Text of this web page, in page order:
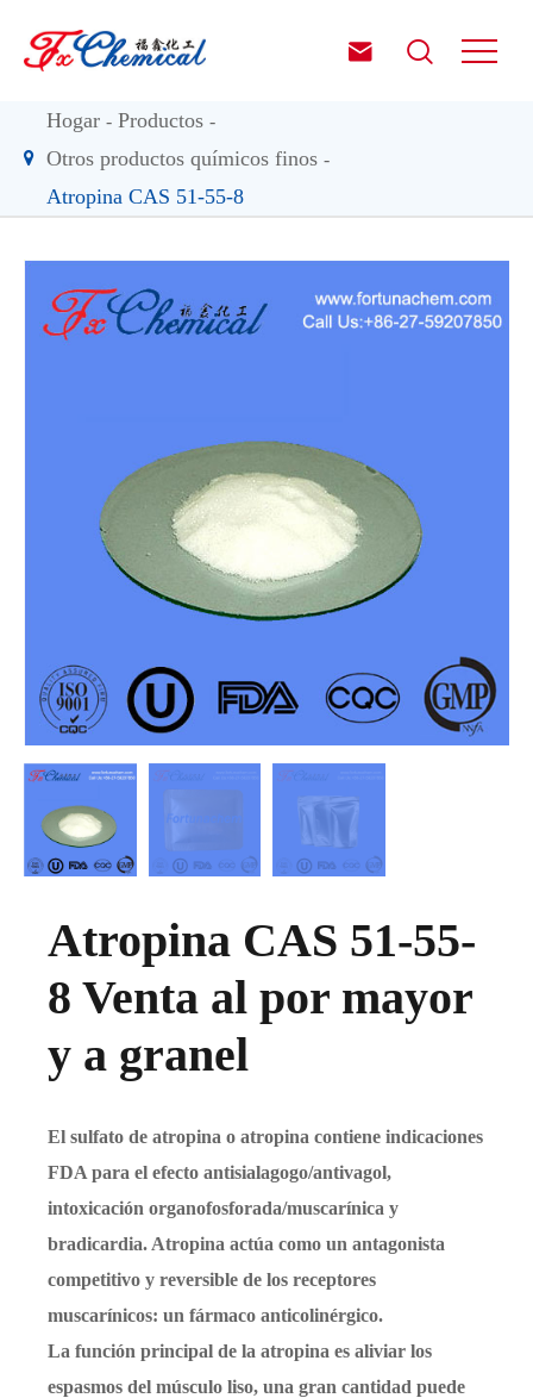
 
Hogar
Productos
Otros productos químicos finos
Atropina CAS 51-55-8
Atropina CAS 51-55-
8 Venta al por mayor
y a granel
El sulfato de atropina o atropina contiene indicaciones
FDA para el efecto antisialagogo/antivagol,
intoxicación organofosforada/muscarínica y
bradicardia. Atropina actúa como un antagonista
competitivo y reversible de los receptores
muscarínicos: un fármaco anticolinérgico.
La función principal de la atropina es aliviar los
espasmos del músculo liso, una gran cantidad puede